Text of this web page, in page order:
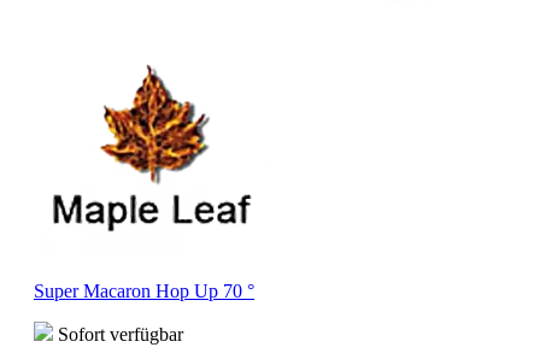
Super Macaron Hop Up 70 °
Sofort verfügbar